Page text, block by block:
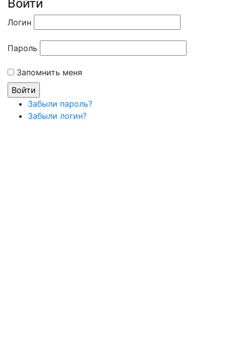
Войти
Логин
Пароль
Запомнить меня
Забыли пароль?
Забыли логин?